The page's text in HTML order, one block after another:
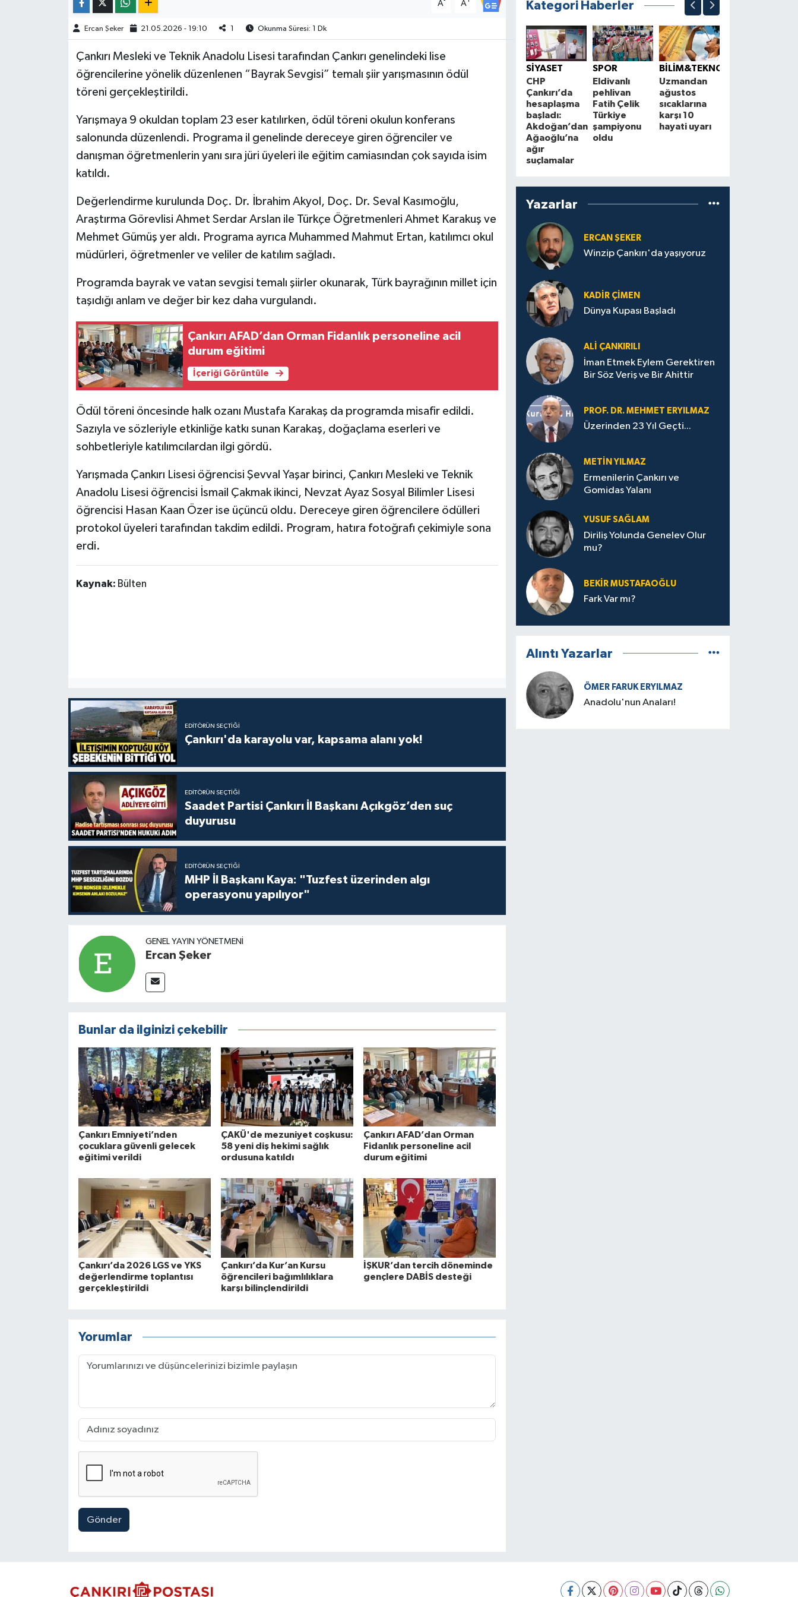
A A
Ercan Şeker 21.05.2026 - 19:10 1 Okunma Süresi: 1 Dk
Çankırı Mesleki ve Teknik Anadolu Lisesi tarafından Çankırı genelindeki lise
öğrencilerine yönelik düzenlenen “Bayrak Sevgisi” temalı şiir yarışmasının ödül
töreni gerçekleştirildi.
Yarışmaya 9 okuldan toplam 23 eser katılırken, ödül töreni okulun konferans
salonunda düzenlendi. Programa il genelinde dereceye giren öğrenciler ve
danışman öğretmenlerin yanı sıra jüri üyeleri ile eğitim camiasından çok sayıda isim
katıldı.
Değerlendirme kurulunda Doç. Dr. İbrahim Akyol, Doç. Dr. Seval Kasımoğlu,
Araştırma Görevlisi Ahmet Serdar Arslan ile Türkçe Öğretmenleri Ahmet Karakuş ve
Mehmet Gümüş yer aldı. Programa ayrıca Muhammed Mahmut Ertan, katılımcı okul
müdürleri, öğretmenler ve veliler de katılım sağladı.
Programda bayrak ve vatan sevgisi temalı şiirler okunarak, Türk bayrağının millet için
taşıdığı anlam ve değer bir kez daha vurgulandı.
Çankırı AFAD’dan Orman Fidanlık personeline acil
durum eğitimi
İçeriği Görüntüle
Ödül töreni öncesinde halk ozanı Mustafa Karakaş da programda misafir edildi.
Sazıyla ve sözleriyle etkinliğe katkı sunan Karakaş, doğaçlama eserleri ve
sohbetleriyle katılımcılardan ilgi gördü.
Yarışmada Çankırı Lisesi öğrencisi Şevval Yaşar birinci, Çankırı Mesleki ve Teknik
Anadolu Lisesi öğrencisi İsmail Çakmak ikinci, Nevzat Ayaz Sosyal Bilimler Lisesi
öğrencisi Hasan Kaan Özer ise üçüncü oldu. Dereceye giren öğrencilere ödülleri
protokol üyeleri tarafından takdim edildi. Program, hatıra fotoğrafı çekimiyle sona
erdi.
Kaynak: Bülten
EDITÖRÜN SEÇTIĞI
Çankırı'da karayolu var, kapsama alanı yok!
EDITÖRÜN SEÇTIĞI
Saadet Partisi Çankırı İl Başkanı Açıkgöz’den suç
duyurusu
EDITÖRÜN SEÇTIĞI
MHP İl Başkanı Kaya: "Tuzfest üzerinden algı
operasyonu yapılıyor"
GENEL YAYIN YÖNETMENI
Ercan Şeker
Bunlar da ilginizi çekebilir
Çankırı Emniyeti’nden
çocuklara güvenli gelecek
eğitimi verildi
ÇAKÜ'de mezuniyet coşkusu:
58 yeni diş hekimi sağlık
ordusuna katıldı
Çankırı AFAD’dan Orman
Fidanlık personeline acil
durum eğitimi
Çankırı’da 2026 LGS ve YKS
değerlendirme toplantısı
gerçekleştirildi
Çankırı’da Kur’an Kursu
öğrencileri bağımlılıklara
karşı bilinçlendirildi
İŞKUR’dan tercih döneminde
gençlere DABİS desteği
Yorumlar
Gönder
Kategori Haberler
SİYASET
CHP
Çankırı’da
hesaplaşma
başladı:
Akdoğan’dan
Ağaoğlu’na
ağır
suçlamalar
SPOR
Eldivanlı
pehlivan
Fatih Çelik
Türkiye
şampiyonu
oldu
BİLİM&TEKNOLOJİ
Uzmandan
ağustos
sıcaklarına
karşı 10
hayati uyarı
Yazarlar
ERCAN ŞEKER
Winzip Çankırı'da yaşıyoruz
KADIR ÇIMEN
Dünya Kupası Başladı
ALI ÇANKIRILI
İman Etmek Eylem Gerektiren
Bir Söz Veriş ve Bir Ahittir
PROF. DR. MEHMET ERYILMAZ
Üzerinden 23 Yıl Geçti...
METIN YILMAZ
Ermenilerin Çankırı ve
Gomidas Yalanı
YUSUF SAĞLAM
Diriliş Yolunda Genelev Olur
mu?
BEKIR MUSTAFAOĞLU
Fark Var mı?
Alıntı Yazarlar
ÖMER FARUK ERYILMAZ
Anadolu'nun Anaları!
TÜRKİYE